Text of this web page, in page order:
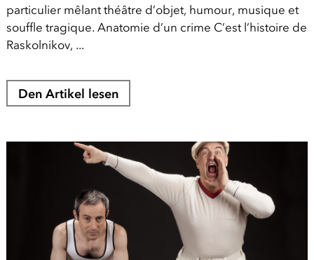
particulier mêlant théâtre d’objet, humour, musique et
souffle tragique. Anatomie d’un crime C’est l’histoire de
Raskolnikov, ...
Den Artikel lesen